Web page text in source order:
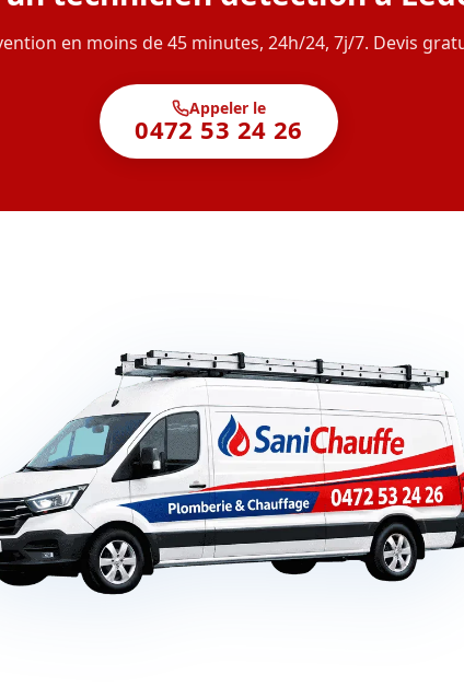
en moins de 45 minutes, 24h/24, 7j/7. Devis
Appeler le
0472 53 24 26